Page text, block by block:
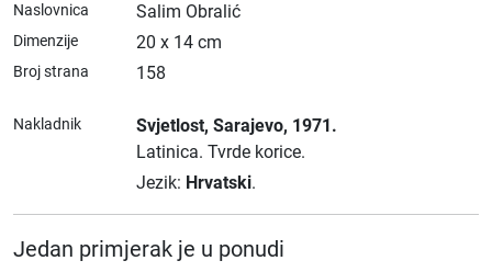
Naslovnica Salim Obralić
Dimenzije 20 x 14 cm
Broj strana 158
Nakladnik Svjetlost, Sarajevo, 1971.
Latinica. Tvrde korice.
Jezik: Hrvatski.
Jedan primjerak je u ponudi